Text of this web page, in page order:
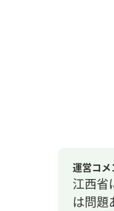
運営コメ
江西省
は問題